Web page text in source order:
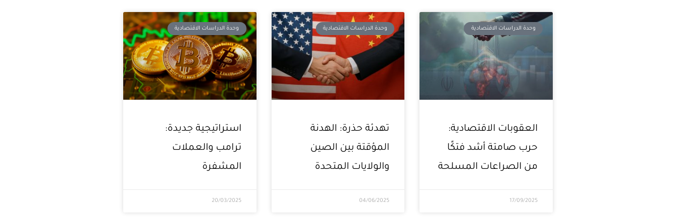
وحدة الدراسات الاقتصادية
العقوبات الاقتصادية:
حرب صامتة أشد فتكًا
من الصراعات المسلحة
17/09/2025
وحدة الدراسات الاقتصادية
تهدئة حذرة: الهدنة
المؤقتة بين الصين
والولايات المتحدة
04/06/2025
وحدة الدراسات الاقتصادية
استراتيجية جديدة:
ترامب والعملات
المشفرة
20/03/2025